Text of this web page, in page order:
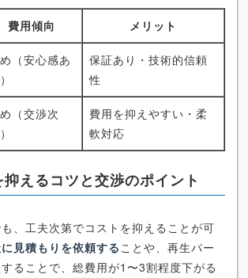
費用傾向 メリット
（安心感あ
保証あり・技術的信頼
性
（交渉次
費用を抑えやすい・柔
軟対応
えるコツと交渉のポイント
、工夫次第でコストを抑えることが可
見積もりを依頼することや、再生パー
ることで、総費用が1〜3割程度下がる